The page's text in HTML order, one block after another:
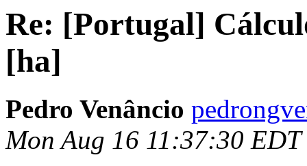
Re: [Portugal]
[ha]
Pedro Venâncio
Mon Aug 16 11:37:30 EDT